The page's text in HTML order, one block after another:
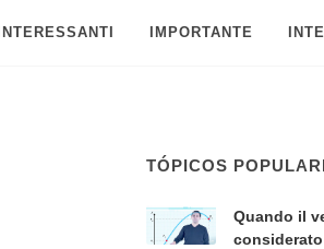
IMPORTANTE
TÓPICOS
Quando il